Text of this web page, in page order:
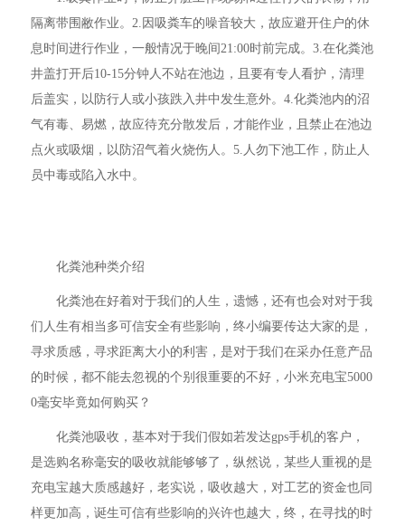
隔离带围敝作业。2.因吸粪车的噪音较大，故应避开住户的休
息时间进行作业，一般情况于晚间21:00时前完成。3.在化粪池
井盖打开后10-15分钟人不站在池边，且要有专人看护，清理
后盖实，以防行人或小孩跌入井中发生意外。4.化粪池内的沼
气有毒、易燃，故应待充分散发后，才能作业，且禁止在池边
点火或吸烟，以防沼气着火烧伤人。5.人勿下池工作，防止人
员中毒或陷入水中。
化粪池种类介绍
化粪池在好着对于我们的人生，遗憾，还有也会对对于我
们人生有相当多可信安全有些影响，终小编要传达大家的是，
寻求质感，寻求距离大小的利害，是对于我们在采办任意产品
的时候，都不能去忽视的个别很重要的不好，小米充电宝5000
0毫安毕竟如何购买？
化粪池吸收，基本对于我们假如若发达gps手机的客户，
是选购名称毫安的吸收就能够够了，纵然说，某些人重视的是
充电宝越大质感越好，老实说，吸收越大，对工艺的资金也同
样更加高，诞生可信有些影响的兴许也越大，终，在寻找的时